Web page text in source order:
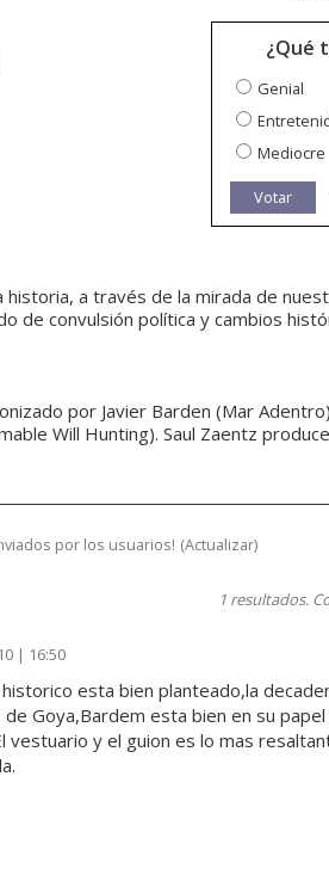
¿Qué
Genial
Mediocre
Votar
historia, a través de la mirada de
de convulsión política y cambios
por Javier Barden (Mar
Will Hunting). Saul Zaentz
por los usuarios! (Actualizar)
1 resultados.
| 16:50
esta bien planteado,la
Goya,Bardem esta bien en su
vestuario y el guion es lo mas